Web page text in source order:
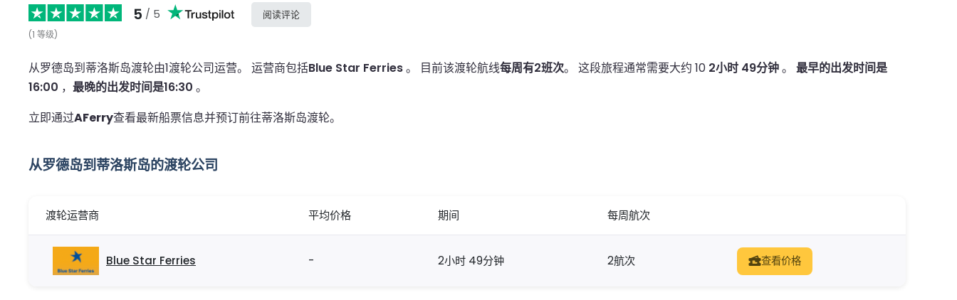
5 / 5
(1 等级)
阅读评论
从罗德岛到蒂洛斯岛渡轮由1渡轮公司运营。 运营商包括Blue Star Ferries。 目前该渡轮航线每周有2班次。 这段旅程通常需要大约 10 2小时 49分钟。 最早的出发时间是
16:00 ， 最晚的出发时间是16:30 。
立即通过AFerry查看最新船票信息并预订前往蒂洛斯岛渡轮。
从罗德岛到蒂洛斯岛的渡轮公司
渡轮运营商 平均价格 期间 每周航次
Blue Star Ferries - 2小时 49分钟 2航次 查看价格